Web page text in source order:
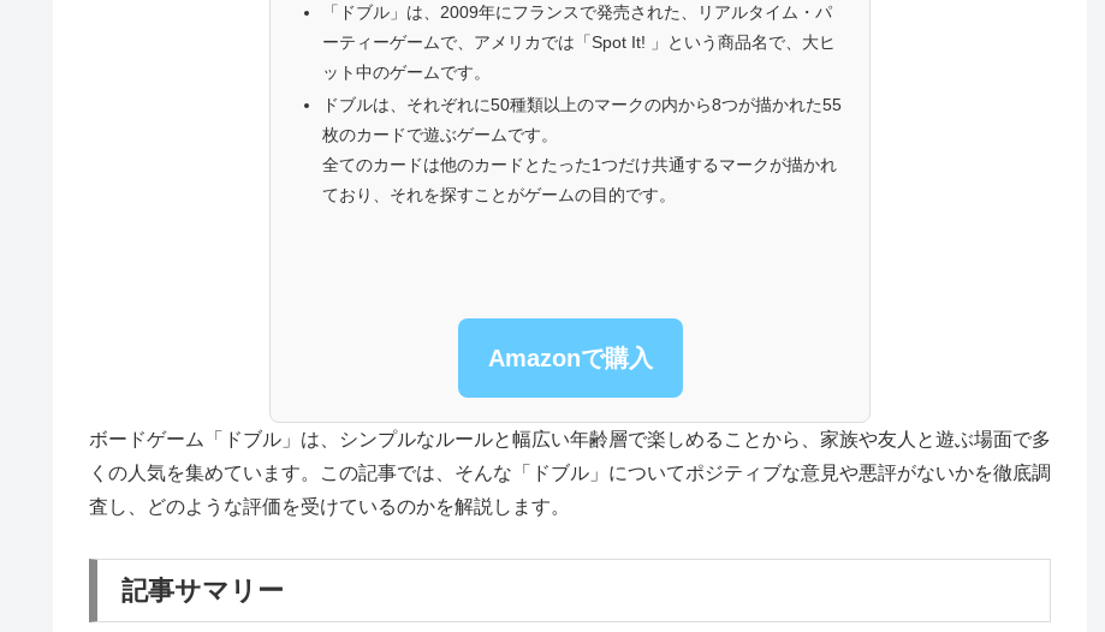
「ドブル」は、2009年にフランスで発売された、リアルタイム・パ
ーティーゲームで、アメリカでは「Spot It! 」という商品名で、大ヒ
ット中のゲームです。
ドブルは、それぞれに50種類以上のマークの内から8つが描かれた55
枚のカードで遊ぶゲームです。
全てのカードは他のカードとたった1つだけ共通するマークが描かれ
ており、それを探すことがゲームの目的です。
Amazonで購入
ボードゲーム「ドブル」は、シンプルなルールと幅広い年齢層で楽しめることから、家族や友人と遊ぶ場面で多
くの人気を集めています。この記事では、そんな「ドブル」についてポジティブな意見や悪評がないかを徹底調
査し、どのような評価を受けているのかを解説します。
記事サマリー